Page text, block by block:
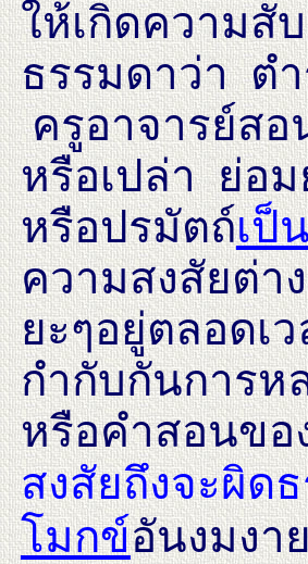
ให้เกิดความสั
ธรรมดาว่า ต
ครูอาจารย์สอ
หรือเปล่า ย่อ
หรือปรมัตถ์เป็
ความสงสัยต่า
ยะๆอยู่ตลอดเ
กำกับกันการห
หรือคำสอนขอ
สงสัยถึงจะผิด
โมกข์อันงมงา